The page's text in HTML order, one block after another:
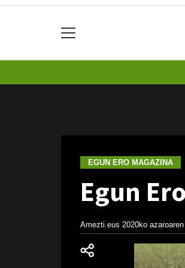
EGUN ERO MAGAZINA
Egun
Amezti.eus 2020ko